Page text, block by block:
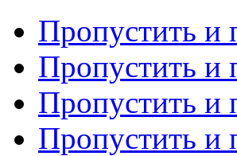
Пропустить и
Пропустить и
Пропустить и
Пропустить и